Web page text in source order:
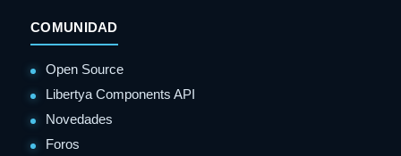
COMUNIDAD
Open Source
Libertya Components API
Novedades
Foros